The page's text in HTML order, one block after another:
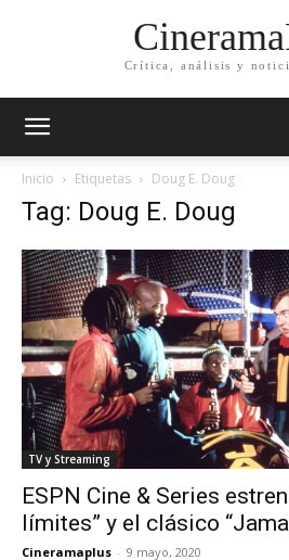
Crítica, análisis y
Inicio Etiquetas Doug E. Doug
Tag: Doug E. Doug
TV y Streaming
ESPN Cine & Series
límites” y el clásico
Cineramaplus - 9 mayo, 2020